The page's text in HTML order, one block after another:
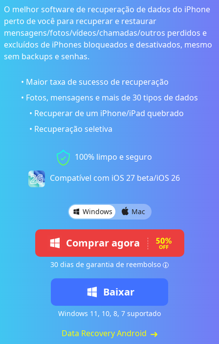
O melhor software de recuperação de dados do iPhone
perto de você para recuperar e restaurar
mensagens/fotos/vídeos/chamadas/outros perdidos e
excluídos de iPhones bloqueados e desativados, mesmo
sem backups e senhas.
• Maior taxa de sucesso de recuperação
• Fotos, mensagens e mais de 30 tipos de dados
• Recuperar de um iPhone/iPad quebrado
• Recuperação seletiva
100% limpo e seguro
Compatível com iOS 27 beta/iOS 26
Windows Mac
Comprar agora
30 dias de garantia de reembolso
Baixar
Windows 11, 10, 8, 7 suportado
Data Recovery Android